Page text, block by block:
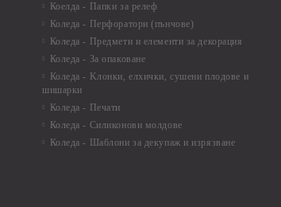
Коелда - Папки за релеф
Коледа - Перфоратори (пънчове)
Коледа - Предмети и елементи за декорация
Коледа - За опаковане
Коледа - Kлонки, елхички, сушени плодове и
шишарки
Коледа - Печати
Коледа - Силиконови молдове
Коледа - Шаблони за декупаж и изрязване